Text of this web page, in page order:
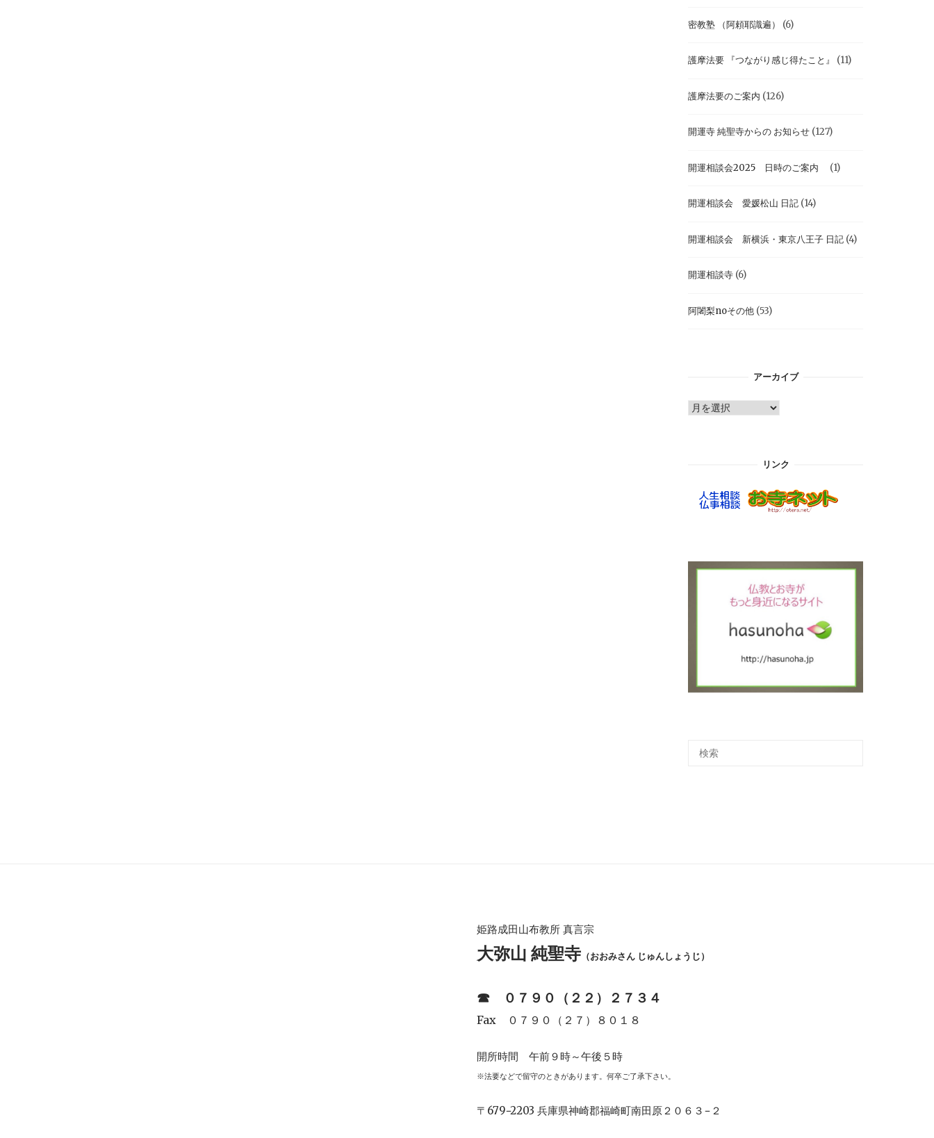
密教塾 （阿頼耶識遍） (6)
護摩法要 『つながり感じ得たこと』 (11)
護摩法要のご案内 (126)
開運寺 純聖寺からの お知らせ (127)
開運相談会2025 日時のご案内 (1)
開運相談会 愛媛松山 日記 (14)
開運相談会 新横浜・東京八王子 日記 (4)
開運相談寺 (6)
阿闍梨noその他 (53)
アーカイブ
ア
リンク
姫路成田山布教所 真言宗
大弥山 純聖寺 （おおみさん じゅんしょうじ）
☎︎ ０７９０（２２）２７３４
Fax ０７９０（２７）８０１８
開所時間 午前９時～午後５時
※法要などで留守のときがあります。何卒ご了承下さい。
〒679−2203 兵庫県神崎郡福崎町南田原２０６３−２